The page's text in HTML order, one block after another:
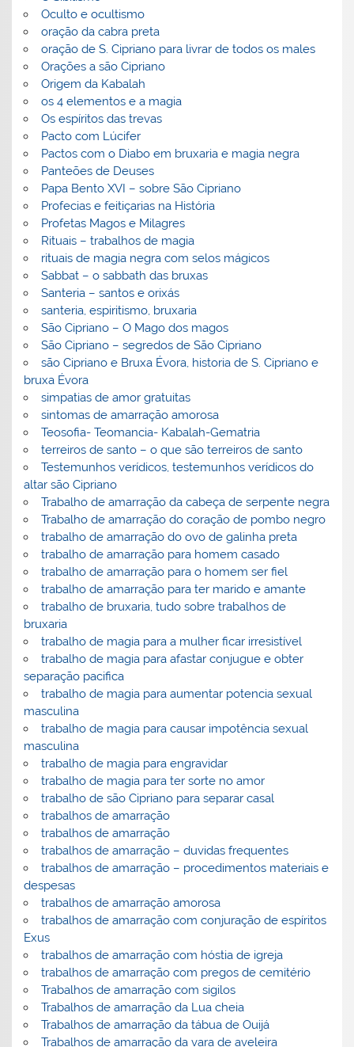
Oculto e ocultismo
oração da cabra preta
oração de S. Cipriano para livrar de todos os males
Orações a são Cipriano
Origem da Kabalah
os 4 elementos e a magia
Os espíritos das trevas
Pacto com Lúcifer
Pactos com o Diabo em bruxaria e magia negra
Panteões de Deuses
Papa Bento XVI – sobre São Cipriano
Profecias e feitiçarias na História
Profetas Magos e Milagres
Rituais – trabalhos de magia
rituais de magia negra com selos mágicos
Sabbat – o sabbath das bruxas
Santeria – santos e orixás
santeria, espiritismo, bruxaria
São Cipriano – O Mago dos magos
São Cipriano – segredos de São Cipriano
são Cipriano e Bruxa Évora, historia de S. Cipriano e
bruxa Évora
simpatias de amor gratuitas
sintomas de amarração amorosa
Teosofia- Teomancia- Kabalah-Gematria
terreiros de santo – o que são terreiros de santo
Testemunhos verídicos, testemunhos verídicos do
altar são Cipriano
Trabalho de amarração da cabeça de serpente negra
Trabalho de amarração do coração de pombo negro
trabalho de amarração do ovo de galinha preta
trabalho de amarração para homem casado
trabalho de amarração para o homem ser fiel
trabalho de amarração para ter marido e amante
trabalho de bruxaria, tudo sobre trabalhos de
bruxaria
trabalho de magia para a mulher ficar irresistível
trabalho de magia para afastar conjugue e obter
separação pacifica
trabalho de magia para aumentar potencia sexual
masculina
trabalho de magia para causar impotência sexual
masculina
trabalho de magia para engravidar
trabalho de magia para ter sorte no amor
trabalho de são Cipriano para separar casal
trabalhos de amarração
trabalhos de amarração
trabalhos de amarração – duvidas frequentes
trabalhos de amarração – procedimentos materiais e
despesas
trabalhos de amarração amorosa
trabalhos de amarração com conjuração de espíritos
Exus
trabalhos de amarração com hóstia de igreja
trabalhos de amarração com pregos de cemitério
Trabalhos de amarração com sigilos
Trabalhos de amarração da Lua cheia
Trabalhos de amarração da tábua de Ouijá
Trabalhos de amarração da vara de aveleira